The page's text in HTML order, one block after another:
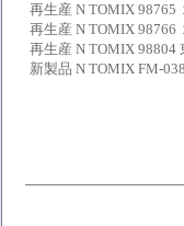
再生産 N TOMIX
再生産 N TOMIX
再生産 N TOMIX
新製品 N TOMIX FM-